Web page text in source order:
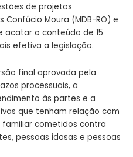
de projetos
Moura (MDB-RO) e
acatar o conteúdo de 15
efetiva a legislação.
final aprovada pela
processuais, a
às partes e a
que tenham relação com
cometidos contra
pessoas idosas e pessoas